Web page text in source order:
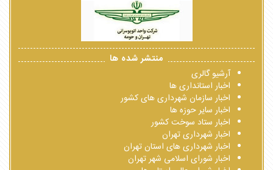
منتشر شده ها
آرشیو گالری
اخبار استانداری ها
اخبار سازمان شهرداری های کشور
اخبار سایر حوزه ها
اخبار ستاد سوخت کشور
اخبار شهرداری تهران
اخبار شهرداری های استان تهران
اخبار شورای اسلامی شهر تهران